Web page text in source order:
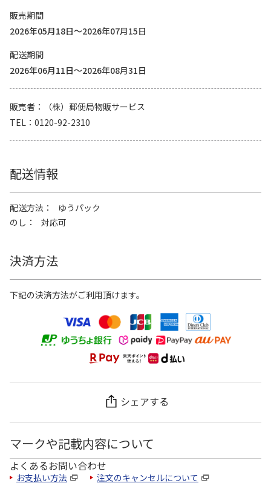
販売期間
2026年05月18日～2026年07月15日
配送期間
2026年06月11日～2026年08月31日
販売者
（株）郵便局物販サービス
TEL
0120-92-2310
配送情報
配送方法
ゆうパック
のし
対応可
決済方法
下記の決済方法がご利用頂けます。
シェアする
マークや記載内容について
よくあるお問い合わせ
お支払い方法 注文のキャンセルについて